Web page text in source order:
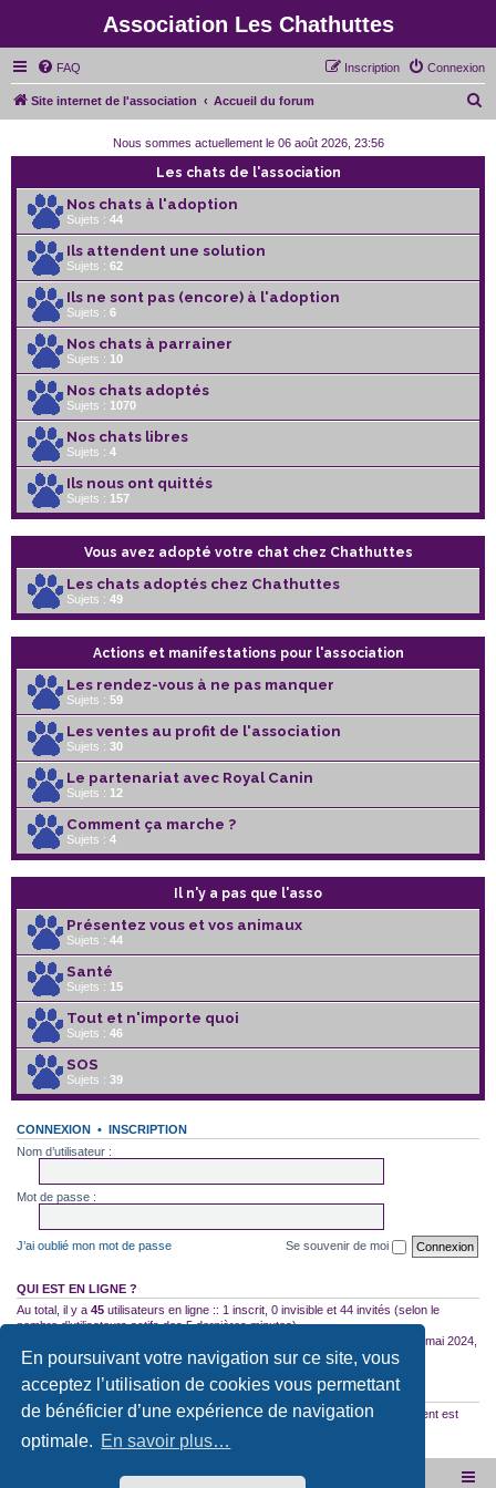
En poursuivant votre navigation sur ce site, vous
acceptez l’utilisation de cookies vous permettant
de bénéficier d’une expérience de navigation
optimale. En savoir plus…
Association Les Chathuttes
FAQ Connexion
Inscription
Site internet de l'association Accueil du forum
Nous sommes actuellement le 06 août 2026, 23:56
Les chats de l'association
Nos chats à l'adoption
Sujets : 44
Ils attendent une solution
Sujets : 62
Ils ne sont pas (encore) à l'adoption
Sujets : 6
Nos chats à parrainer
Sujets : 10
Nos chats adoptés
Sujets : 1070
Nos chats libres
Sujets : 4
Ils nous ont quittés
Sujets : 157
Vous avez adopté votre chat chez Chathuttes
Les chats adoptés chez Chathuttes
Sujets : 49
Actions et manifestations pour l'association
Les rendez-vous à ne pas manquer
Sujets : 59
Les ventes au profit de l'association
Sujets : 30
Le partenariat avec Royal Canin
Sujets : 12
Comment ça marche ?
Sujets : 4
Il n'y a pas que l'asso
Présentez vous et vos animaux
Sujets : 44
Santé
Sujets : 15
Tout et n'importe quoi
Sujets : 46
SOS
Sujets : 39
CONNEXION • INSCRIPTION
Nom d’utilisateur :
Mot de passe :
J’ai oublié mon mot de passe Se souvenir de moi
QUI EST EN LIGNE ?
Au total, il y a 45 utilisateurs en ligne :: 1 inscrit, 0 invisible et 44 invités (selon le
nombre d’utilisateurs actifs des 5 dernières minutes)
le 10 mai 2024,
18:04
STATISTIQUES
35522messages •2587sujets •2953 membres • Notre membre le plus récent est
Site internet de l'association Accueil du forum